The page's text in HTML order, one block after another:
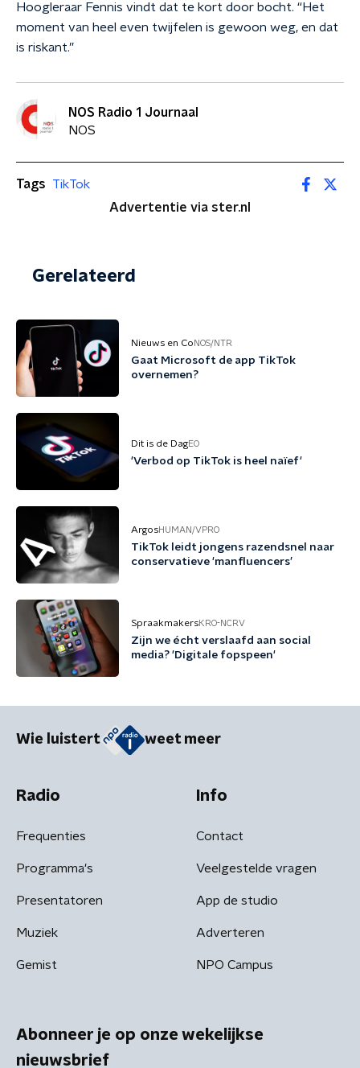
Hoogleraar Fennis vindt dat te kort door bocht. “Het
moment van heel even twijfelen is gewoon weg, en dat
is riskant.”
NOS Radio 1 Journaal
NOS
Tags
TikTok
Advertentie via ster.nl
Gerelateerd
Nieuws en Co NOS/NTR
Gaat Microsoft de app TikTok
overnemen?
Dit is de DagEO
'Verbod op TikTok is heel naïef'
ArgosHUMAN/VPRO
TikTok leidt jongens razendsnel naar
conservatieve 'manfluencers’
SpraakmakersKRO-NCRV
Zijn we écht verslaafd aan social
media? 'Digitale fopspeen'
Wie luistert weet meer
Radio
Frequenties
Programma's
Presentatoren
Muziek
Gemist
Info
Contact
Veelgestelde vragen
App de studio
Adverteren
NPO Campus
Abonneer je op onze wekelijkse
nieuwsbrief